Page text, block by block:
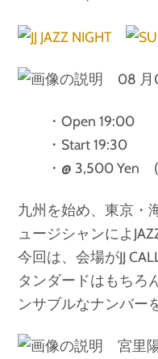
08 月
・Open 19:00
・Start 19:30
・@ 3,500 Yen (
九州を始め、東京・
ュージシャンによ
今回は、会場がJJ
タンダードはもちろ
ンサブルなナンバー
宮里